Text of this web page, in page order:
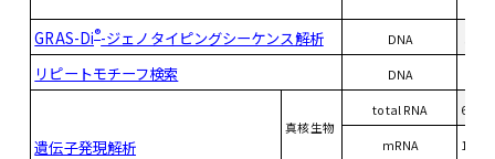
GRAS-Di®-ジェノタイピングシーケンス解析 DNA
リピートモチーフ検索 DNA
遺伝子発現解析
真核生物
total RNA 600
mRNA 100